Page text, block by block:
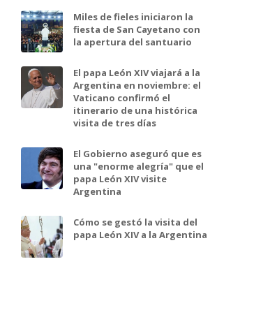
Miles de fieles iniciaron la
fiesta de San Cayetano con
la apertura del santuario
El papa León XIV viajará a la
Argentina en noviembre: el
Vaticano confirmó el
itinerario de una histórica
visita de tres días
El Gobierno aseguró que es
una "enorme alegría" que el
papa León XIV visite
Argentina
Cómo se gestó la visita del
papa León XIV a la Argentina